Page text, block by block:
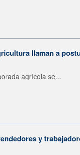
llaman a
agrícola se...
y